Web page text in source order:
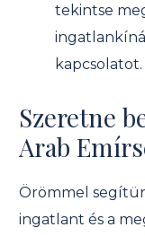
tekintse
kapcsolatot.
Szeretne
Arab
Örömmel
ingatlant és a